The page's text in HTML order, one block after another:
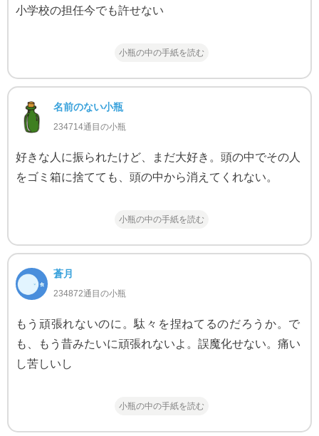
小学校の担任今でも許せない
小瓶の中の手紙を読む
名前のない小瓶
234714通目の小瓶
好きな人に振られたけど、まだ大好き。頭の中でその人
をゴミ箱に捨てても、頭の中から消えてくれない。
小瓶の中の手紙を読む
蒼月
234872通目の小瓶
もう頑張れないのに。駄々を捏ねてるのだろうか。で
も、もう昔みたいに頑張れないよ。誤魔化せない。痛い
し苦しいし
小瓶の中の手紙を読む